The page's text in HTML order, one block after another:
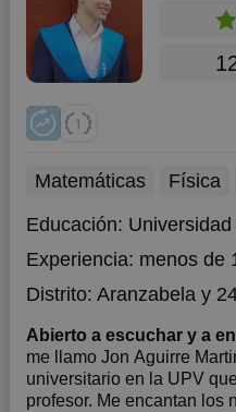
Matemáticas Física
Educación:
Experiencia: menos de
Distrito: Aranzabelay
Abierto a escuchar y a
me llamo Jon Aguirre
universitario en la UPV
profesor. Me encantan los